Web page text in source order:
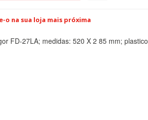
o na sua loja mais próxima
FD-27LA; medidas: 520 X 2 85 mm; plastico